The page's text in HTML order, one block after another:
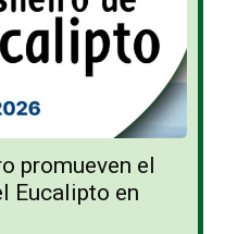
promueven el
Eucalipto en